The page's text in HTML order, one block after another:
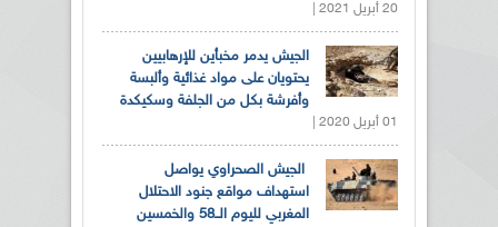
20 أبريل 2021 |
الجيش يدمر مخبأين للإرهابيين
يحتويان على مواد غذائية وألبسة
وأفرشة بكل من الجلفة وسكيكدة
01 أبريل 2020 |
الجيش الصحراوي يواصل
استهداف مواقع جنود الاحتلال
المغربي لليوم الــ58 والخمسين